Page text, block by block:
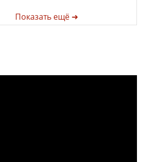
Показать ещё ➜